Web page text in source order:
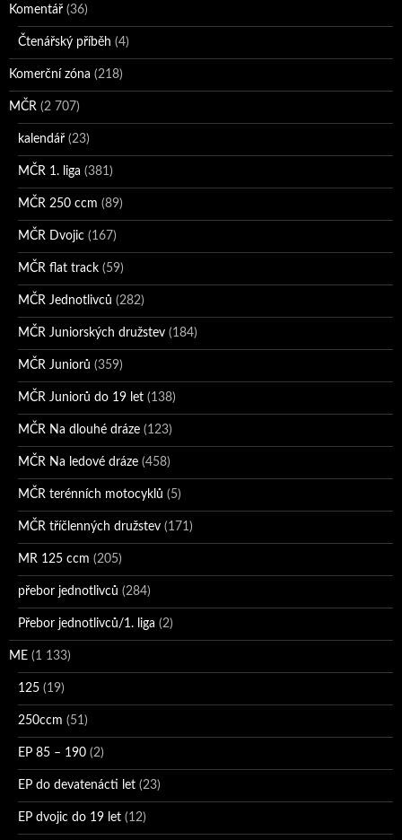
Komentář (36)
Čtenářský příběh (4)
Komerční zóna (218)
MČR (2 707)
kalendář (23)
MČR 1. liga (381)
MČR 250 ccm (89)
MČR Dvojic (167)
MČR flat track (59)
MČR Jednotlivců (282)
MČR Juniorských družstev (184)
MČR Juniorů (359)
MČR Juniorů do 19 let (138)
MČR Na dlouhé dráze (123)
MČR Na ledové dráze (458)
MČR terénních motocyklů (5)
MČR tříčlenných družstev (171)
MR 125 ccm (205)
přebor jednotlivců (284)
Přebor jednotlivců/1. liga (2)
ME (1 133)
125 (19)
250ccm (51)
EP 85 – 190 (2)
EP do devatenácti let (23)
EP dvojic do 19 let (12)